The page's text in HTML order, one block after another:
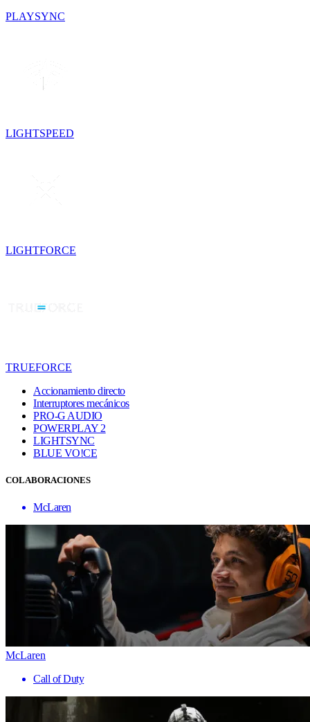
PLAYSYNC
LIGHTSPEED
LIGHTFORCE
TRUEFORCE
Accionamiento directo
Interruptores mecánicos
PRO-G AUDIO
POWERPLAY 2
LIGHTSYNC
BLUE VO!CE
COLABORACIONES
McLaren
McLaren
Call of Duty